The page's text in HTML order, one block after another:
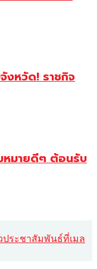
งหวัด! ราชกิจ
หมายดีๆ ต้อนรับ
วประชาสัมพันธ์ที่เมล